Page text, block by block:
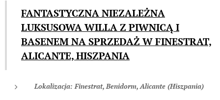
FANTASTYCZNA NIEZALEŻNA
LUKSUSOWA WILLA Z PIWNICĄ I
BASENEM NA SPRZEDAŻ W FINESTRAT,
ALICANTE, HISZPANIA
Lokalizacja: Finestrat, Benidorm, Alicante (Hiszpania)